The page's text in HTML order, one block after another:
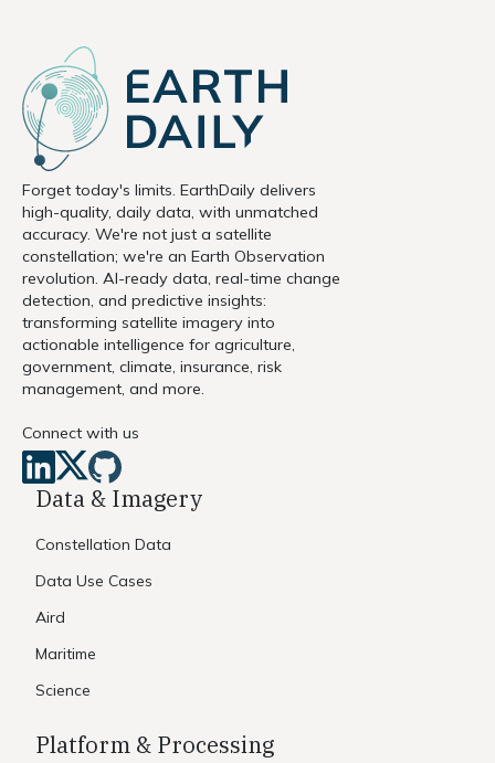
Forget today's limits. EarthDaily delivers
high-quality, daily data, with unmatched
accuracy. We're not just a satellite
constellation; we're an Earth Observation
revolution. AI-ready data, real-time change
detection, and predictive insights:
transforming satellite imagery into
actionable intelligence for agriculture,
government, climate, insurance, risk
management, and more.
Connect with us
Data & Imagery
Constellation Data
Data Use Cases
Aird
Maritime
Science
Platform & Processing